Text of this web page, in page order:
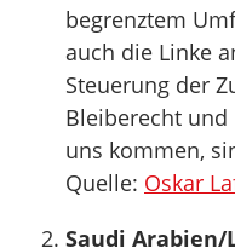
begrenztem
auch die Linke
Steuerung der
Bleiberecht und
uns kommen,
Quelle: Oskar
Saudi Arabien/